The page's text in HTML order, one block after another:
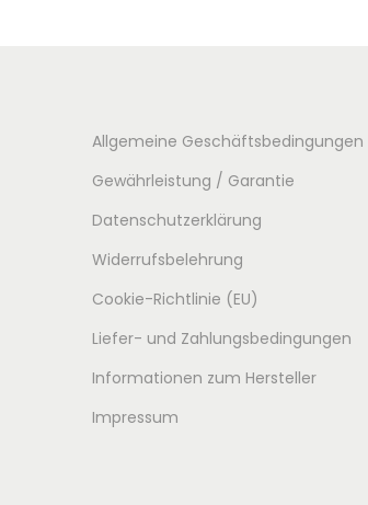
Allgemeine Geschäftsbedingungen
Gewährleistung / Garantie
Datenschutzerklärung
Widerrufsbelehrung
Cookie-Richtlinie (EU)
Liefer- und Zahlungsbedingungen
Informationen zum Hersteller
Impressum